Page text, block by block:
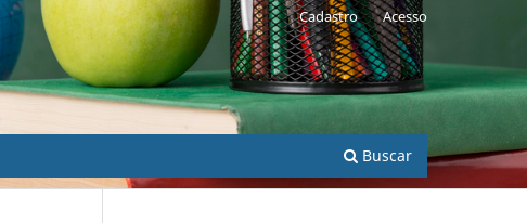
Buscar
Cadastro Acesso